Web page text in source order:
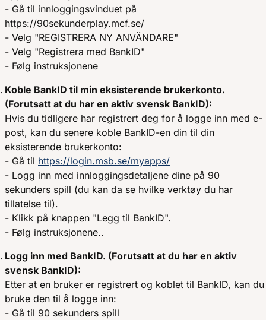
- Gå til innloggingsvinduet på
https://90sekunderplay.mcf.se/
- Velg "REGISTRERA NY ANVÄNDARE"
- Velg "Registrera med BankID"
- Følg instruksjonene
Koble BankID til min eksisterende brukerkonto.
(Forutsatt at du har en aktiv svensk BankID):
Hvis du tidligere har registrert deg for å logge inn med e-
post, kan du senere koble BankID-en din til din
eksisterende brukerkonto:
- Gå til https://login.msb.se/myapps/
- Logg inn med innloggingsdetaljene dine på 90
sekunders spill (du kan da se hvilke verktøy du har
tillatelse til).
- Klikk på knappen "Legg til BankID".
- Følg instruksjonene..
Logg inn med BankID. (Forutsatt at du har en aktiv
svensk BankID):
Etter at en bruker er registrert og koblet til BankID, kan du
bruke den til å logge inn:
- Gå til 90 sekunders spill